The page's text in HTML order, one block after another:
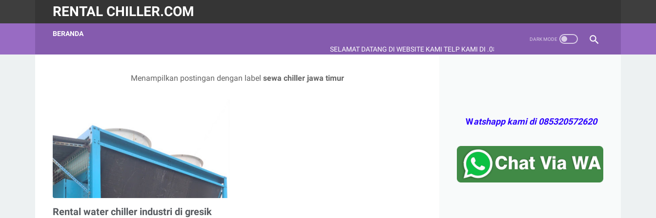
RENTAL CHILLER.COM
BERANDA
SELAMAT DATANG DI WEBSITE KAMI TELP KAMI DI .085320572620,LAYANAN JASA SEWA WATER CHILLER
Menampilkan postingan dengan label sewa chiller jawa timur
Rental water chiller industri di gresik
Watshapp kami di 085320572620